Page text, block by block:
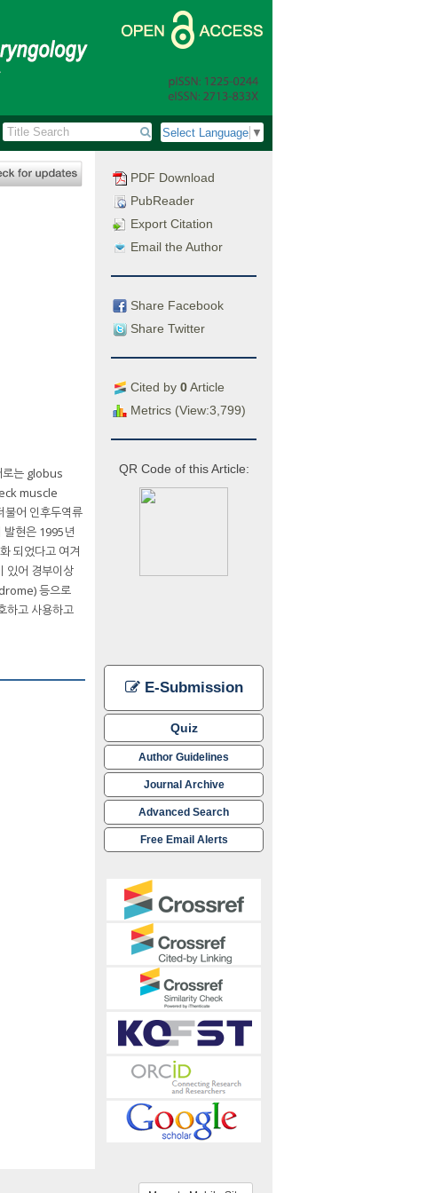
Select Language ▼
PDF Download
PubReader
Export Citation
Email the Author
Share Facebook
Share Twitter
Cited by 0Article
Metrics (View:3,799)
QR Code of this Article:
E-Submission
Quiz
Author Guidelines
Journal Archive
Advanced Search
Free Email Alerts
로는 globus
muscle
어 인후두역류
발현은 1995년
되었다고 여겨
있어 경부이상
등으로
하고 사용하고